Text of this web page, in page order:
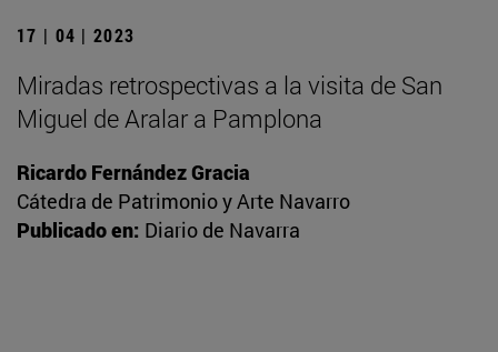
17 | 04 | 2023
Miradas retrospectivas a la visita de San
Miguel de Aralar a Pamplona
Ricardo Fernández Gracia
Cátedra de Patrimonio y Arte Navarro
Publicado en: Diario de Navarra